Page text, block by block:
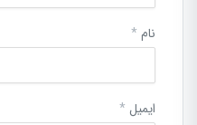
نام *
ایمیل *